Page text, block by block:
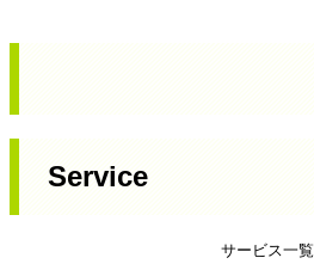
Service
サービス一覧